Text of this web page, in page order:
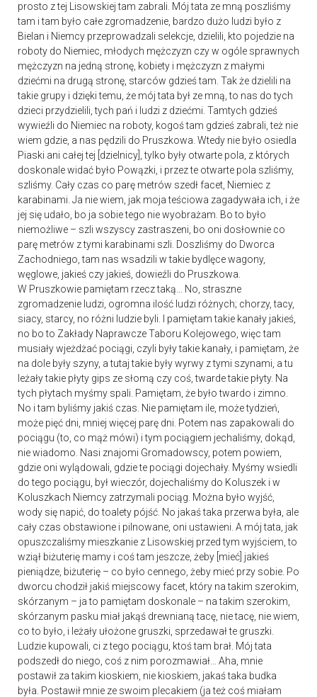
prosto z tej Lisowskiej tam zabrali. Mój tata ze mną poszliśmy
tam i tam było całe zgromadzenie, bardzo dużo ludzi było z
Bielan i Niemcy przeprowadzali selekcje, dzielili, kto pojedzie na
roboty do Niemiec, młodych mężczyzn czy w ogóle sprawnych
mężczyzn na jedną stronę, kobiety i mężczyzn z małymi
dziećmi na drugą stronę, starców gdzieś tam. Tak że dzielili na
takie grupy i dzięki temu, że mój tata był ze mną, to nas do tych
dzieci przydzielili, tych pań i ludzi z dziećmi. Tamtych gdzieś
wywieźli do Niemiec na roboty, kogoś tam gdzieś zabrali, też nie
wiem gdzie, a nas pędzili do Pruszkowa. Wtedy nie było osiedla
Piaski ani całej tej [dzielnicy], tylko były otwarte pola, z których
doskonale widać było Powązki, i przez te otwarte pola szliśmy,
szliśmy. Cały czas co parę metrów szedł facet, Niemiec z
karabinami. Ja nie wiem, jak moja teściowa zagadywała ich, i że
jej się udało, bo ja sobie tego nie wyobrażam. Bo to było
niemożliwe – szli wszyscy zastraszeni, bo oni dosłownie co
parę metrów z tymi karabinami szli. Doszliśmy do Dworca
Zachodniego, tam nas wsadzili w takie bydlęce wagony,
węglowe, jakieś czy jakieś, dowieźli do Pruszkowa.
W Pruszkowie pamiętam rzecz taką… No, straszne
zgromadzenie ludzi, ogromna ilość ludzi różnych; chorzy, tacy,
siacy, starcy, no różni ludzie byli. I pamiętam takie kanały jakieś,
no bo to Zakłady Naprawcze Taboru Kolejowego, więc tam
musiały wjeżdżać pociągi, czyli były takie kanały, i pamiętam, że
na dole były szyny, a tutaj takie były wyrwy z tymi szynami, a tu
leżały takie płyty gips ze słomą czy coś, twarde takie płyty. Na
tych płytach myśmy spali. Pamiętam, że było twardo i zimno.
No i tam byliśmy jakiś czas. Nie pamiętam ile, może tydzień,
może pięć dni, mniej więcej parę dni. Potem nas zapakowali do
pociągu (to, co mąż mówi) i tym pociągiem jechaliśmy, dokąd,
nie wiadomo. Nasi znajomi Gromadowscy, potem powiem,
gdzie oni wylądowali, gdzie te pociągi dojechały. Myśmy wsiedli
do tego pociągu, był wieczór, dojechaliśmy do Koluszek i w
Koluszkach Niemcy zatrzymali pociąg. Można było wyjść,
wody się napić, do toalety pójść. No jakaś taka przerwa była, ale
cały czas obstawione i pilnowane, oni ustawieni. A mój tata, jak
opuszczaliśmy mieszkanie z Lisowskiej przed tym wyjściem, to
wziął biżuterię mamy i coś tam jeszcze, żeby [mieć] jakieś
pieniądze, biżuterię – co było cennego, żeby mieć przy sobie. Po
dworcu chodził jakiś miejscowy facet, który na takim szerokim,
skórzanym – ja to pamiętam doskonale – na takim szerokim,
skórzanym pasku miał jakąś drewnianą tacę, nie tacę, nie wiem,
co to było, i leżały ułożone gruszki, sprzedawał te gruszki.
Ludzie kupowali, ci z tego pociągu, ktoś tam brał. Mój tata
podszedł do niego, coś z nim porozmawiał… Aha, mnie
postawił za takim kioskiem, nie kioskiem, jakaś taka budka
była. Postawił mnie ze swoim plecakiem (ja też coś miałam